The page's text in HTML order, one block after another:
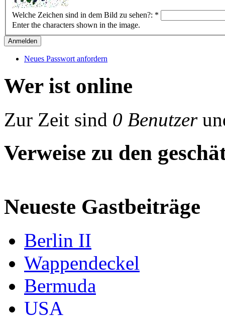
Welche Zeichen sind in dem Bild zu sehen?: *
Enter the characters shown in the image.
Neues Passwort anfordern
Wer ist online
Zur Zeit sind 0 Benutzer
Verweise zu den
Neueste Gastbeiträge
Berlin II
Wappendeckel
Bermuda
USA